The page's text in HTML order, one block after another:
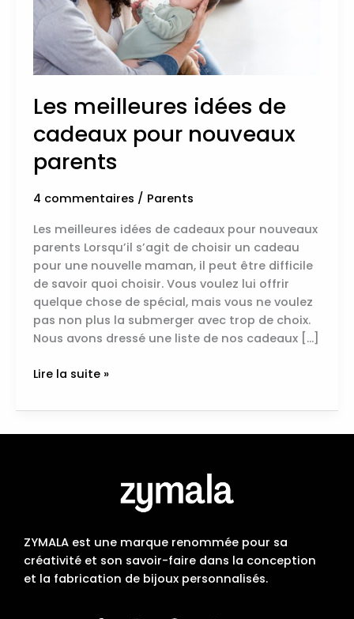
Les meilleures idées de
cadeaux pour nouveaux
parents
4 commentaires / Parents
Les meilleures idées de cadeaux pour nouveaux
parents Lorsqu’il s’agit de choisir un cadeau
pour une nouvelle maman, il peut être difficile
de savoir quoi choisir. Vous voulez lui offrir
quelque chose de spécial, mais vous ne voulez
pas non plus la submerger avec trop de choix.
Nous avons dressé une liste de nos cadeaux […]
parents
Lire la suite »
ZYMALA est une marque renommée pour sa
créativité et son savoir-faire dans la conception
et la fabrication de bijoux personnalisés.